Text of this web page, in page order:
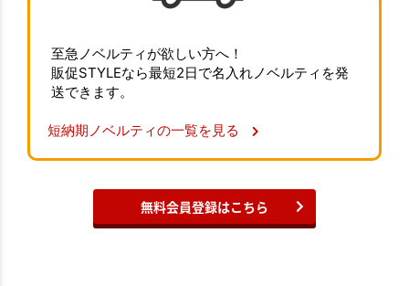
至急ノベルティが欲しい方へ！
販促STYLEなら最短2日で名入れノベルティを発
送できます。
短納期ノベルティの一覧を見る
無料会員登録はこちら